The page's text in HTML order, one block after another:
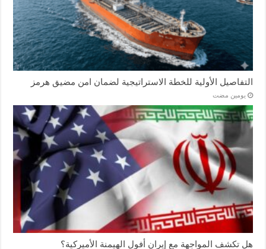
التفاصيل الأولية للخطة الاستراتيجية لضمان امن مضيق هرمز
‏يومين مضت
هل تكشف المواجهة مع إيران أفول الهيمنة الأميركية؟